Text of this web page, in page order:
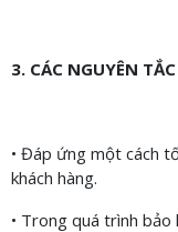
3. CÁC NGUYÊN
• Đáp ứng một cách
khách hàng.
• Trong quá trình